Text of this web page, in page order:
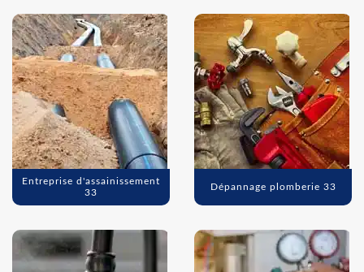
Entreprise d'assainissement
33
Dépannage plomberie 33